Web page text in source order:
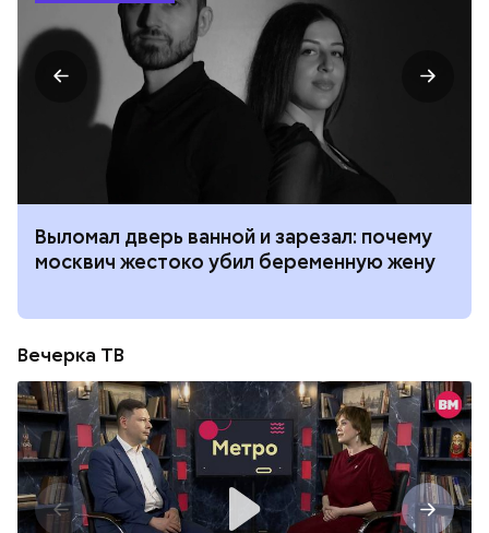
Выломал дверь ванной и зарезал: почему
москвич жестоко убил беременную жену
Вечерка ТВ